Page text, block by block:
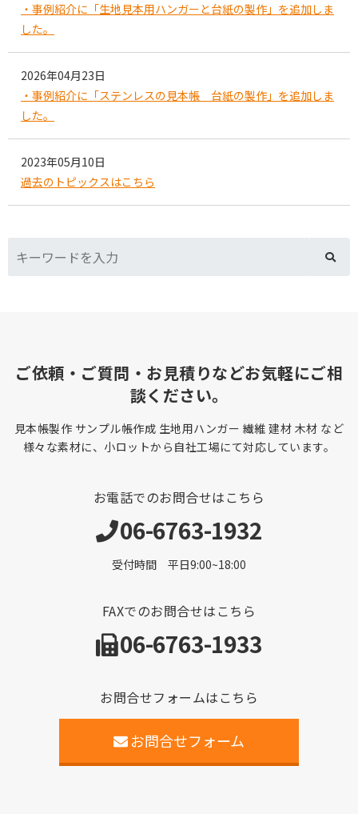
・事例紹介に「生地見本用ハンガーと台紙の製作」を追加しま
した。
2026年04月23日
・事例紹介に「ステンレスの見本帳 台紙の製作」を追加しま
した。
2023年05月10日
過去のトピックスはこちら
ご依頼・ご質問・お見積りなどお気軽にご相
談ください。
見本帳製作 サンプル帳作成 生地用ハンガー 繊維 建材 木材 など
様々な素材に、小ロットから自社工場にて対応しています。
お電話でのお問合せはこちら
06-6763-1932
受付時間 平日9:00~18:00
FAXでのお問合せはこちら
06-6763-1933
お問合せフォームはこちら
お問合せフォーム